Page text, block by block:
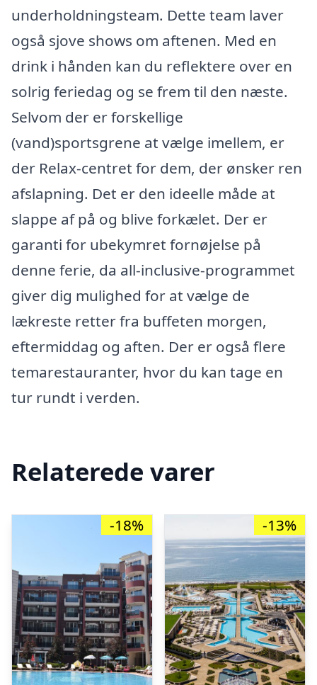
underholdningsteam. Dette team laver
også sjove shows om aftenen. Med en
drink i hånden kan du reflektere over en
solrig feriedag og se frem til den næste.
Selvom der er forskellige
(vand)sportsgrene at vælge imellem, er
der Relax-centret for dem, der ønsker ren
afslapning. Det er den ideelle måde at
slappe af på og blive forkælet. Der er
garanti for ubekymret fornøjelse på
denne ferie, da all-inclusive-programmet
giver dig mulighed for at vælge de
lækreste retter fra buffeten morgen,
eftermiddag og aften. Der er også flere
temarestauranter, hvor du kan tage en
tur rundt i verden.
Relaterede varer
-18% -13%